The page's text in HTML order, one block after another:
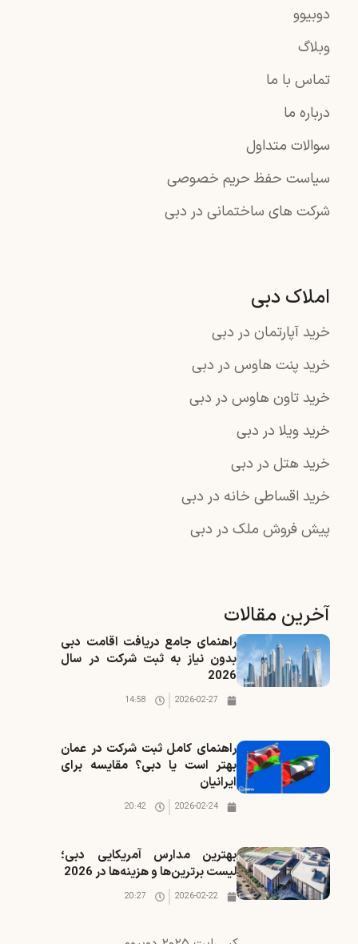
دوبیوو
وبلاگ
تماس با ما
درباره ما
سوالات متداول
سیاست حفظ حریم خصوصی
شرکت های ساختمانی در دبی
املاک دبی
خرید آپارتمان در دبی
خرید پنت هاوس در دبی
خرید تاون هاوس در دبی
خرید ویلا در دبی
خرید هتل در دبی
خرید اقساطی خانه در دبی
پیش فروش ملک در دبی
آخرین مقالات
راهنمای جامع دریافت اقامت دبی
بدون نیاز به ثبت شرکت در سال
2026
2026-02-27
14:58
راهنمای کامل ثبت شرکت در عمان
بهتر است یا دبی؟ مقایسه برای
ایرانیان
2026-02-24
20:42
بهترین مدارس آمریکایی دبی؛
لیست برترین‌ها و هزینه‌ها در 2026
2026-02-22
20:27